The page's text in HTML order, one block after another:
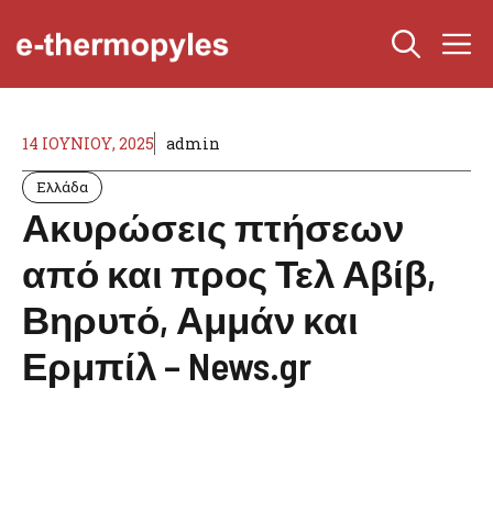
σε
14 ΙΟΥΝΊΟΥ, 2025 admin
Ελλάδα
Ακυρώσεις πτήσεων
από και προς Τελ Αβίβ,
Βηρυτό, Αμμάν και
Ερμπίλ – News.gr